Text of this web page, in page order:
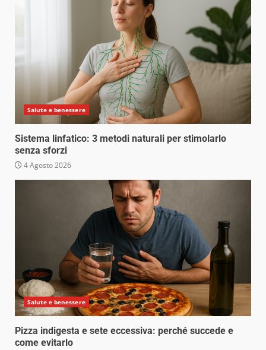
Salute e benessere
Sistema linfatico: 3 metodi naturali per stimolarlo
senza sforzi
4 Agosto 2026
Salute e benessere
Pizza indigesta e sete eccessiva: perché succede e
come evitarlo